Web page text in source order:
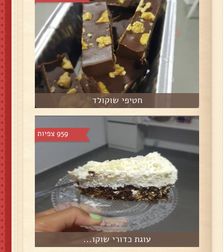
חטיפי שוקולד
959 צפיות
עוגת כדורי שוקו...